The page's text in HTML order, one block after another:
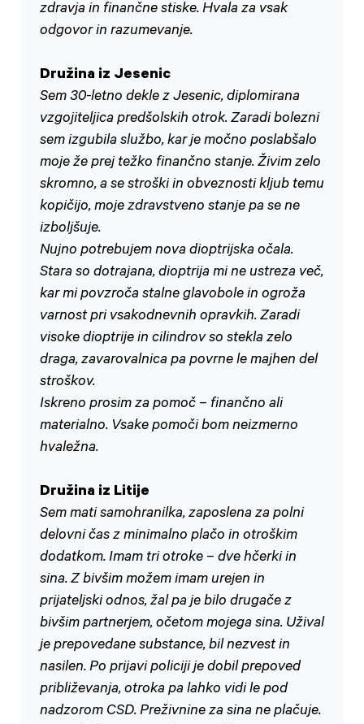
zdravja in finančne stiske. Hvala za vsak
odgovor in razumevanje.
Družina iz Jesenic
Sem 30-letno dekle z Jesenic, diplomirana
vzgojiteljica predšolskih otrok. Zaradi bolezni
sem izgubila službo, kar je močno poslabšalo
moje že prej težko finančno stanje. Živim zelo
skromno, a se stroški in obveznosti kljub temu
kopičijo, moje zdravstveno stanje pa se ne
izboljšuje.
Nujno potrebujem nova dioptrijska očala.
Stara so dotrajana, dioptrija mi ne ustreza več,
kar mi povzroča stalne glavobole in ogroža
varnost pri vsakodnevnih opravkih. Zaradi
visoke dioptrije in cilindrov so stekla zelo
draga, zavarovalnica pa povrne le majhen del
stroškov.
Iskreno prosim za pomoč – finančno ali
materialno. Vsake pomoči bom neizmerno
hvaležna.
Družina iz Litije
Sem mati samohranilka, zaposlena za polni
delovni čas z minimalno plačo in otroškim
dodatkom. Imam tri otroke – dve hčerki in
sina. Z bivšim možem imam urejen in
prijateljski odnos, žal pa je bilo drugače z
bivšim partnerjem, očetom mojega sina. Užival
je prepovedane substance, bil nezvest in
nasilen. Po prijavi policiji je dobil prepoved
približevanja, otroka pa lahko vidi le pod
nadzorom CSD. Preživnine za sina ne plačuje.